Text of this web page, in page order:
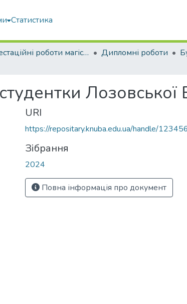
Статистика
Атестаційні роботи магістрів Дипломні роботи
Лозовської
URI
https://repositary.knuba.edu.ua/handle/
Зібрання
2024
Повна інформація про документ